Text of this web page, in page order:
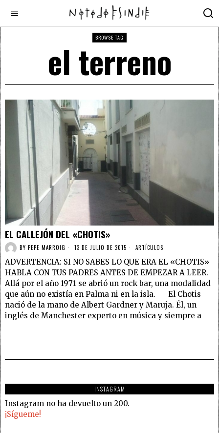
BROWSE TAG
el terreno
EL CALLEJÓN DEL «CHOTIS»
BY PEPE MARROIG 13 DE JULIO DE 2015 ARTÍCULOS
ADVERTENCIA: SI NO SABES LO QUE ERA EL «CHOTIS»
HABLA CON TUS PADRES ANTES DE EMPEZAR A LEER.
Allá por el año 1971 se abrió un rock bar, una modalidad
que aún no existía en Palma ni en la isla. El Chotis
nació de la mano de Albert Gardner y Maruja. Él, un
inglés de Manchester experto en música y siempre a
INSTAGRAM
Instagram no ha devuelto un 200.
¡Sígueme!